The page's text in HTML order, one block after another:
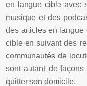
en langue cible avec
musique et des
des articles en langue
cible en suivant des
communautés de
sont autant de façons
quitter son domicile.